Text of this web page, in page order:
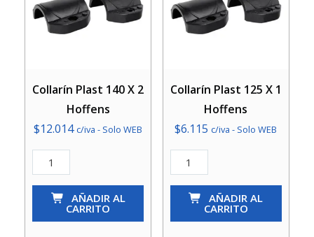
Collarín Plast 140 X 2
Hoffens
$12.014 c/iva - Solo WEB
Collarín
Plast
AÑADIR AL
CARRITO
Collarín Plast 125 X 1
Hoffens
$6.115 c/iva - Solo WEB
Collarín
Plast
AÑADIR AL
CARRITO